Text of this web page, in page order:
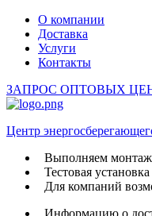
О компании
Доставка
Услуги
Контакты
ЗАПРОС ОПТОВЫХ
Центр
Выполняем монтаж
Тестовая
Для компаний
Информацию о